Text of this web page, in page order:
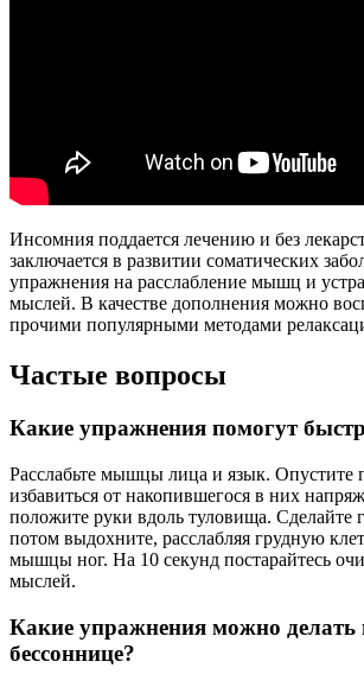
Инсомния поддается лечению и без
заключается в развитии соматических
упражнения на расслабление мышц и
мыслей. В качестве дополнения можно
прочими популярными методами
Частые вопросы
Какие упражнения помогут
Расслабьте мышцы лица и язык. Опустите
избавиться от накопившегося в них
положите руки вдоль туловища. Сделайте
потом выдохните, расслабляя грудную
мышцы ног. На 10 секунд постарайтесь
мыслей.
Какие упражнения можно делать
бессоннице?